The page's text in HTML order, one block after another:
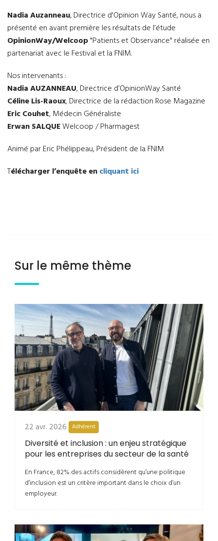
Nadia Auzanneau, Directrice d'Opinion Way Santé, nous a
présenté en avant première les résultats de l’étude
OpinionWay/Welcoop"Patients et Observance" réalisée en
partenariat avec le Festival et la FNIM.
Nos intervenants :
Nadia AUZANNEAU, Directrice d’OpinionWay Santé
Céline Lis-Raoux, Directrice de la rédaction Rose Magazine
Eric Couhet, Médecin Généraliste
Erwan SALQUEWelcoop / Pharmagest
Animé par Eric Phélippeau, Président de la FNIM
Télécharger l’enquête encliquant ici
Sur le même thème
22 avr. 2026 Adhérent
Diversité et inclusion : un enjeu stratégique
pour les entreprises du secteur de la santé
En France, 82% des actifs considèrent qu’une politique
d’inclusion est un critère important dans le choix d’un
employeur.